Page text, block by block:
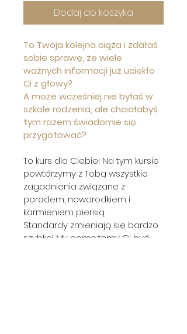
Dodaj do koszyka
To Twoja kolejna ciąża i zdałaś
sobie sprawę, że wiele
ważnych informacji już uciekło
Ci z głowy?
A może wcześniej nie byłaś w
szkole rodzenia, ale chciałabyś
tym razem świadomie się
przygotować?
To kurs dla Ciebie! Na tym kursie
powtórzymy z Tobą wszystkie
zagadnienia związane z
porodem, noworodkiem i
karmieniem piersią.
Standardy zmieniają się bardzo
szybko! My pomożemy Ci być